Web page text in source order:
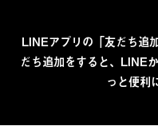
LINEアプリの「友だち追
だち追加をすると、LINE
っと便利